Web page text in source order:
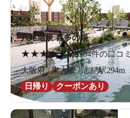
八尾温泉 喜多の湯
★★★★★4.3504件の口コミ
大阪府 / 東大阪 / 志紀駅294m
日帰り
クーポンあり